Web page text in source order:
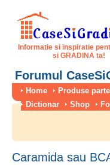
Informatie si inspiratie
si GRADINA ta!
Forumul
Home Produse
Dictionar
Shop
Caramida sau